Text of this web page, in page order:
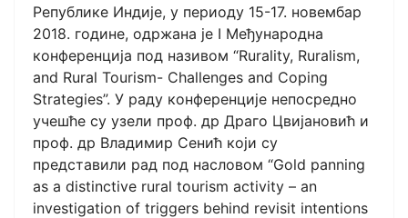
Републике Индије, у периоду 15-17. новембар
2018. године, одржана је I Међународна
конференција под називом “Rurality, Ruralism,
and Rural Tourism- Challenges and Coping
Strategies”. У раду конференције непосредно
учешће су узели проф. др Драго Цвијановић и
проф. др Владимир Сенић који су
представили рад под насловом “Gold panning
as a distinctive rural tourism activity – an
investigation of triggers behind revisit intentions